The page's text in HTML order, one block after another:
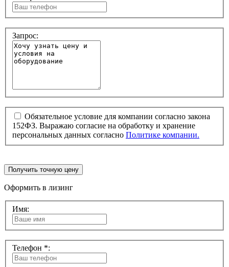
Запрос:
Обязательное условие для компании согласно закона
152ФЗ. Выражаю согласие на обработку и хранение
персональных данных согласно Политике компании.
Получить точную цену
Оформить в лизинг
Имя:
Телефон *: